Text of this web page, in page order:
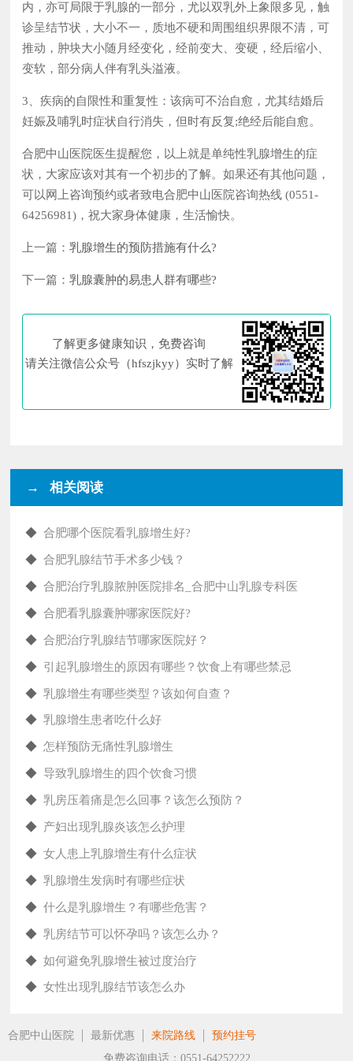
内，亦可局限于乳腺的一部分，尤以双乳外上象限多见，触
诊呈结节状，大小不一，质地不硬和周围组织界限不清，可
推动，肿块大小随月经变化，经前变大、变硬，经后缩小、
变软，部分病人伴有乳头溢液。
3、疾病的自限性和重复性：该病可不治自愈，尤其结婚后
妊娠及哺乳时症状自行消失，但时有反复;绝经后能自愈。
合肥中山医院医生提醒您，以上就是单纯性乳腺增生的症
状，大家应该对其有一个初步的了解。如果还有其他问题，
可以网上咨询预约或者致电合肥中山医院咨询热线 (0551-
64256981)，祝大家身体健康，生活愉快。
上一篇：乳腺增生的预防措施有什么?
下一篇：乳腺囊肿的易患人群有哪些?
了解更多健康知识，免费咨询
请关注微信公众号（hfszjkyy）实时了解
→ 相关阅读
◆合肥哪个医院看乳腺增生好?
◆合肥乳腺结节手术多少钱？
◆合肥治疗乳腺脓肿医院排名_合肥中山乳腺专科医
◆合肥看乳腺囊肿哪家医院好?
◆合肥治疗乳腺结节哪家医院好？
◆ 引起乳腺增生的原因有哪些？饮食上有哪些禁忌
◆乳腺增生有哪些类型？该如何自查？
◆乳腺增生患者吃什么好
◆怎样预防无痛性乳腺增生
◆ 导致乳腺增生的四个饮食习惯
◆乳房压着痛是怎么回事？该怎么预防？
◆ 产妇出现乳腺炎该怎么护理
◆女人患上乳腺增生有什么症状
◆乳腺增生发病时有哪些症状
◆什么是乳腺增生？有哪些危害？
◆乳房结节可以怀孕吗？该怎么办？
◆如何避免乳腺增生被过度治疗
◆女性出现乳腺结节该怎么办
合肥中山医院 最新优惠 来院路线
预约挂号
免费咨询电话：0551-64252222